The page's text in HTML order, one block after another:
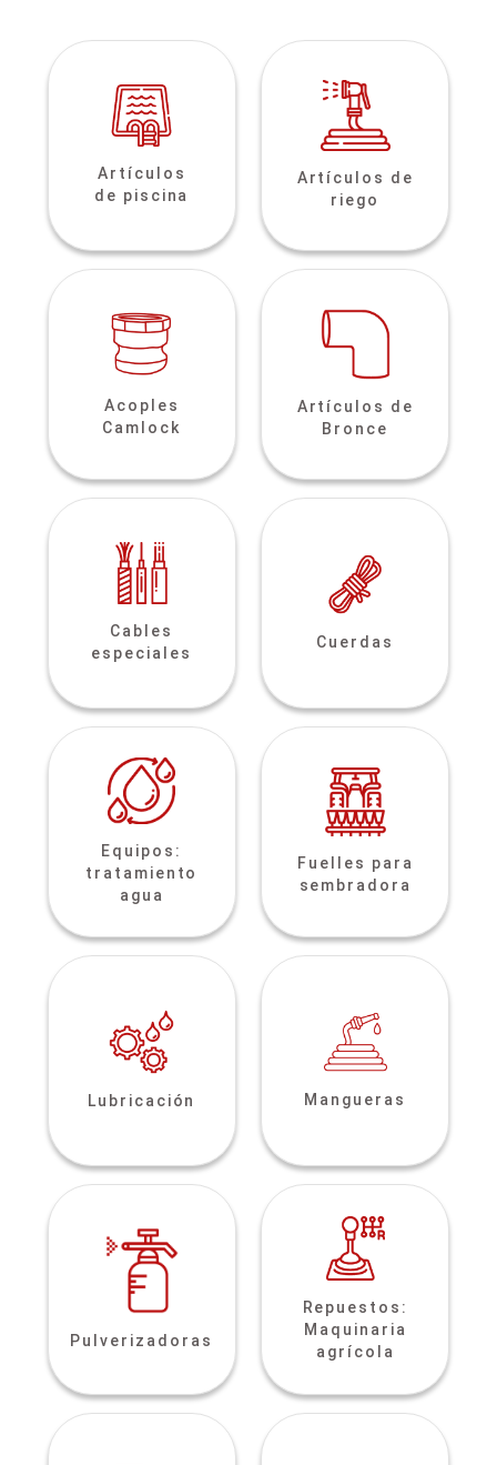
Artículos
de piscina
Artículos de
riego
Acoples
Camlock
Artículos de
Bronce
Cables
especiales
Cuerdas
Equipos:
tratamiento
agua
Fuelles para
sembradora
Lubricación Mangueras
Pulverizadoras
Repuestos:
Maquinaria
agrícola